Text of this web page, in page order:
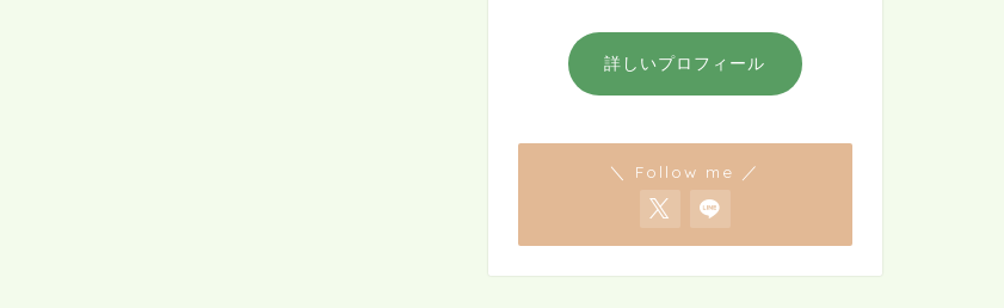
詳しいプロフィール
＼ Follow me ／